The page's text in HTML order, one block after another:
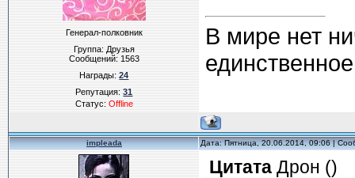
Генерал-полковник
Группа: Друзья
Сообщений:1563
Награды:24
Репутация:31
Статус:Offline
В мире нет
impleada Дата: Пятница, 20.06.2014, 09:06 |
Цитата Дрон ()